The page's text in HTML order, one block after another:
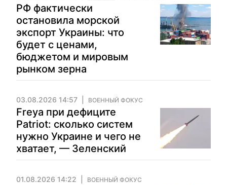
РФ фактически
остановила морской
экспорт Украины: что
будет с ценами,
бюджетом и мировым
рынком зерна
03.08.2026 14:57 ВОЕННЫЙ ФОКУС
Freya при дефиците
Patriot: сколько систем
нужно Украине и чего не
хватает, — Зеленский
01.08.2026 14:22 ВОЕННЫЙ ФОКУС